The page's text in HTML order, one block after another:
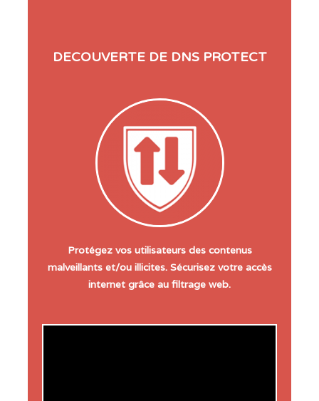
DECOUVERTE DE DNS PROTECT
Protégez vos utilisateurs des contenus
malveillants et/ou illicites. Sécurisez votre accès
internet grâce au filtrage web.